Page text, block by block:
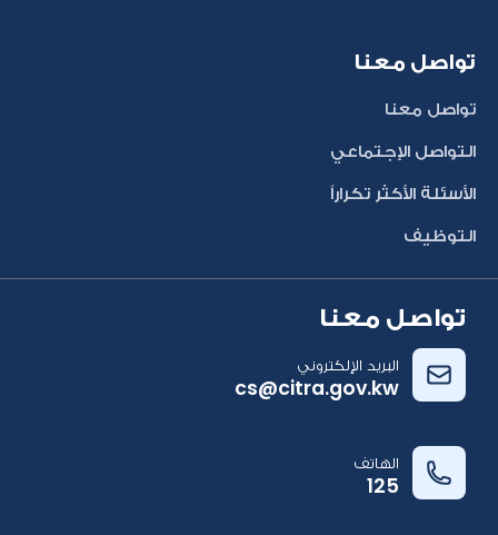
تواصل معنا
تواصل معنا
التواصل الإجتماعي
الأسئلة الأكثر تكراراً
التوظيف
تواصل معنا
البريد الإلكتروني
cs@citra.gov.kw
الهاتف
125